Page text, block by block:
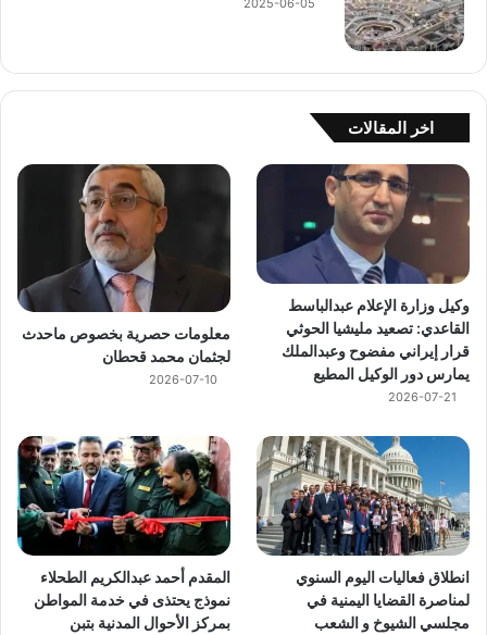
2025-06-05
اخر المقالات
وكيل وزارة الإعلام عبدالباسط
القاعدي: تصعيد مليشيا الحوثي
قرار إيراني مفضوح وعبدالملك
يمارس دور الوكيل المطيع
2026-07-21
معلومات حصرية بخصوص ماحدث
لجثمان محمد قحطان
2026-07-10
انطلاق فعاليات اليوم السنوي
لمناصرة القضايا اليمنية في
مجلسي الشيوخ و الشعب
المقدم أحمد عبدالكريم الطحلاء
نموذج يحتذى في خدمة المواطن
بمركز الأحوال المدنية بتبن